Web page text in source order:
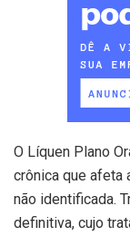
O Líquen Plano
crônica que afeta
não identificada.
definitiva, cujo